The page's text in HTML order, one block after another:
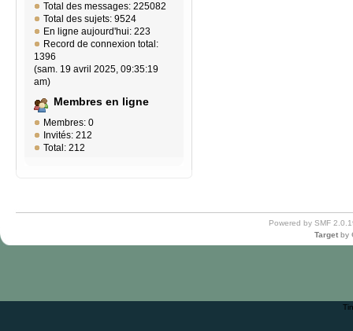
Total des messages: 225082
Total des sujets: 9524
En ligne aujourd'hui: 223
Record de connexion total:
1396
(sam. 19 avril 2025, 09:35:19
am)
Membres en ligne
Membres: 0
Invités: 212
Total: 212
Powered by SMF
Target by